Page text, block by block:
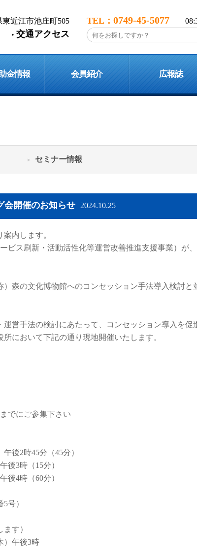
東近江市池庄町505
交通アクセス
0749-45-5077
金情報 会員紹介 広報誌
セミナー情報
会開催のお知らせ 2024.10.25
内します。
ス刷新・活動活性化等運営改善推進支援事業）が
森の文化博物館へのコンセッション手法導入検討と
営手法の検討にあたって、コンセッション導入を
において下記の通り現地開催いたします。
にご参集下さい
45分）
15分）
（60分）
）
す）
）午後3時